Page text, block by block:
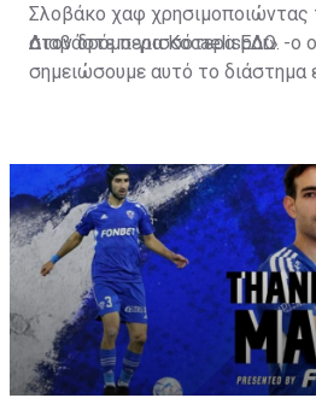
Σλοβάκο χαφ χρησιμοποιώντας
στον δρόμο για Kocaelispor» -ο
σημειώσουμε αυτό το διάστημα
Διαβάστε περισσότεραΕΔΩ.